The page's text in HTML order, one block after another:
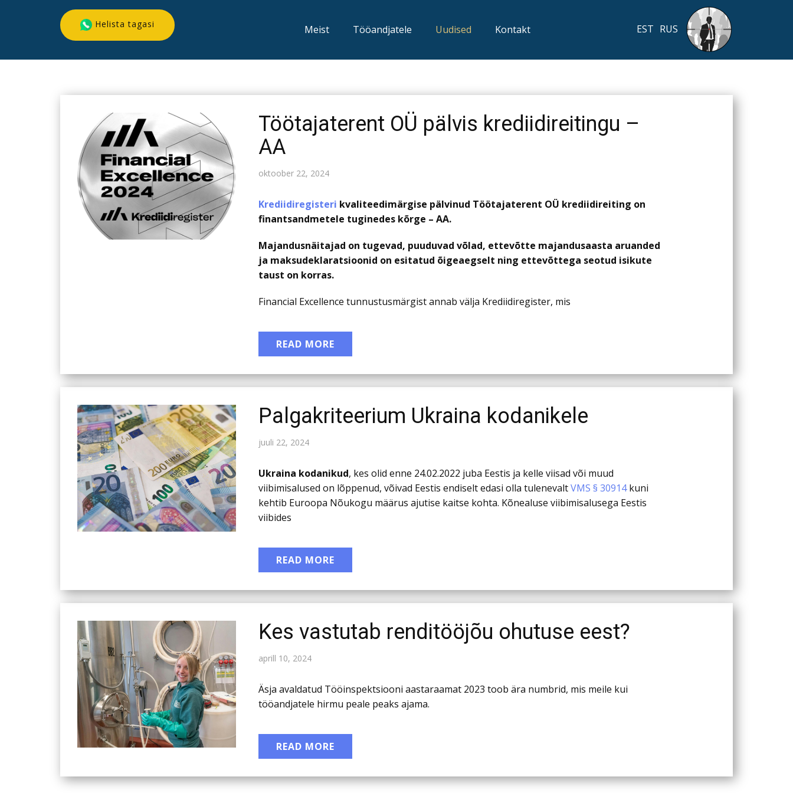
Meist Tööandjatele Uudised Kontakt
Helista tagasi
Töötajaterent OÜ pälvis krediidireitingu –
AA
oktoober 22, 2024
Krediidiregisteri kvaliteedimärgise pälvinud Töötajaterent OÜ krediidireiting on
finantsandmetele tuginedes kõrge – AA.
Majandusnäitajad on tugevad, puuduvad võlad, ettevõtte majandusaasta aruanded
ja maksudeklaratsioonid on esitatud õigeaegselt ning ettevõttega seotud isikute
taust on korras.
Financial Excellence tunnustusmärgist annab välja Krediidiregister, mis
READ MORE
Palgakriteerium Ukraina kodanikele
juuli 22, 2024
Ukraina kodanikud, kes olid enne 24.02.2022 juba Eestis ja kelle viisad või muud
viibimisalused on lõppenud, võivad Eestis endiselt edasi olla tulenevaltVMS § 30914kuni
kehtib Euroopa Nõukogu määrus ajutise kaitse kohta. Kõnealuse viibimisalusega Eestis
viibides
READ MORE
Kes vastutab renditööjõu ohutuse eest?
aprill 10, 2024
Äsja avaldatud Tööinspektsiooni aastaraamat 2023 toob ära numbrid, mis meile kui
tööandjatele hirmu peale peaks ajama.
READ MORE